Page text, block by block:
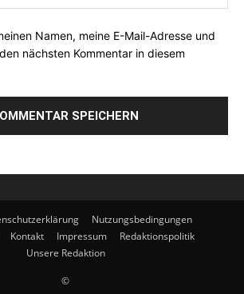
Namen, meine E-Mail-Adresse und
nächsten Kommentar in diesem
Nutzungsbedingungen
Kontakt Impressum
Redaktionspolitik
Unsere Redaktion
©